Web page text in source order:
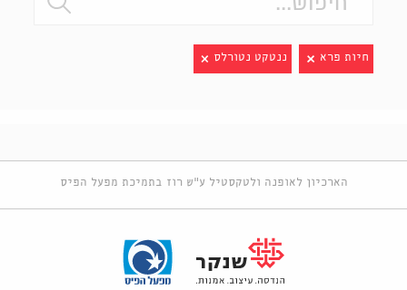
חיות פרא ננטקט נטורלס
הארכיון לאופנה ולטקסטיל ע"ש רוז בתמיכת מפעל הפיס